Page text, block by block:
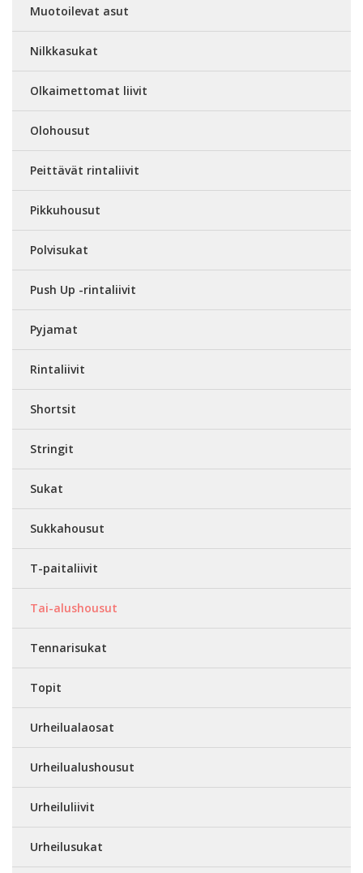
Muotoilevat asut
Nilkkasukat
Olkaimettomat liivit
Olohousut
Peittävät rintaliivit
Pikkuhousut
Polvisukat
Push Up -rintaliivit
Pyjamat
Rintaliivit
Shortsit
Stringit
Sukat
Sukkahousut
T-paitaliivit
Tai-alushousut
Tennarisukat
Topit
Urheilualaosat
Urheilualushousut
Urheiluliivit
Urheilusukat